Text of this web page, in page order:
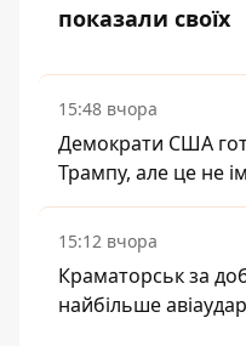
показали своїх
15:48 вчора
Демократи США
Трампу, але це не
15:12 вчора
Краматорськ за
найбільше